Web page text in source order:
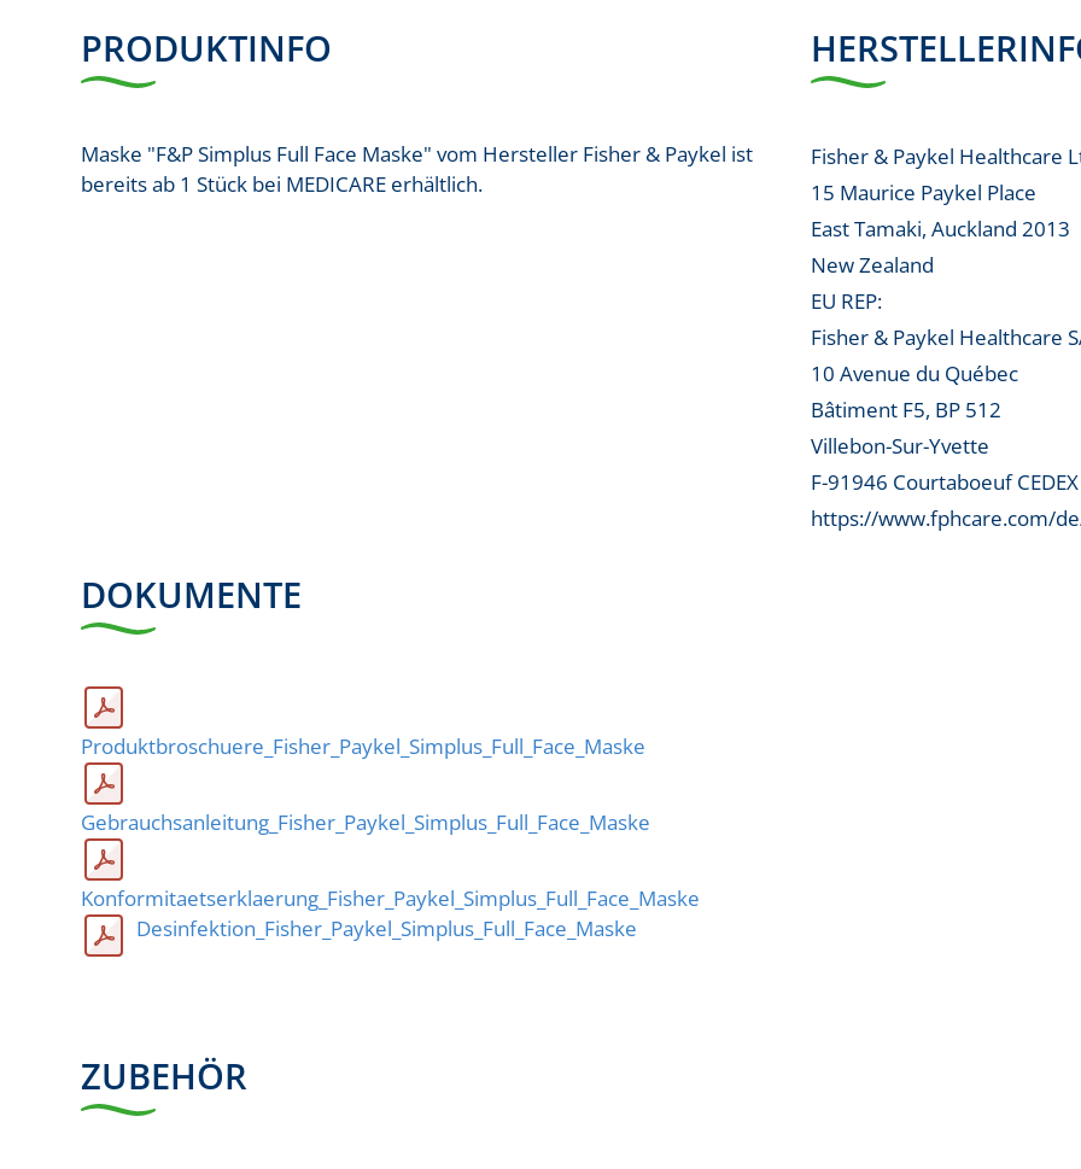
PRODUKTINFO
Maske "F&P Simplus Full Face Maske" vom Hersteller Fisher & Paykel ist
bereits ab 1 Stück bei MEDICARE erhältlich.
Fisher & Paykel Healthcare
15 Maurice Paykel Place
East Tamaki, Auckland 2013
New Zealand
EU REP:
Fisher & Paykel Healthcare
10 Avenue du Québec
Bâtiment F5, BP 512
Villebon-Sur-Yvette
F-91946 Courtaboeuf CEDEX
https://www.fphcare.com/
DOKUMENTE
Produktbroschuere_Fisher_Paykel_Simplus_Full_Face_Maske
Gebrauchsanleitung_Fisher_Paykel_Simplus_Full_Face_Maske
Konformitaetserklaerung_Fisher_Paykel_Simplus_Full_Face_Maske
Desinfektion_Fisher_Paykel_Simplus_Full_Face_Maske
ZUBEHÖR